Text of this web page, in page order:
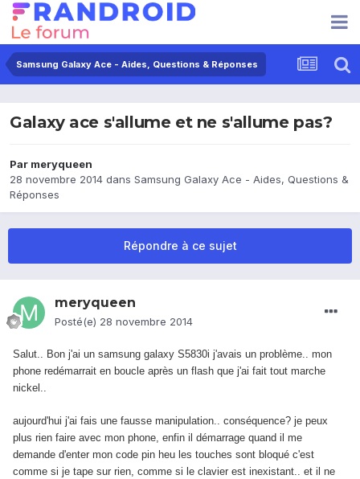
Samsung Galaxy Ace - Aides, Questions & Réponses
Galaxy ace s'allume et ne s'allume pas?
Par meryqueen
28 novembre 2014 dans Samsung Galaxy Ace - Aides, Questions &
Réponses
Répondre à ce sujet
meryqueen
Posté(e) 28 novembre 2014
Salut.. Bon j'ai un samsung galaxy S5830i j'avais un problème.. mon
phone redémarrait en boucle après un flash que j'ai fait tout marche
nickel..
aujourd'hui j'ai fais une fausse manipulation.. conséquence? je peux
plus rien faire avec mon phone, enfin il démarrage quand il me
demande d'enter mon code pin heu les touches sont bloqué c'est
comme si je tape sur rien, comme si le clavier est inexistant.. et il ne